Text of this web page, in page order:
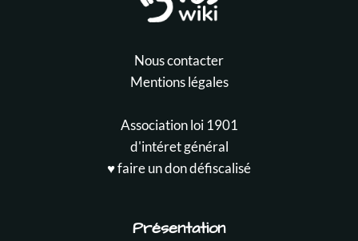
Nous contacter
Mentions légales
Association loi 1901
d'intéret général
♥️ faire un don défiscalisé
Présentation